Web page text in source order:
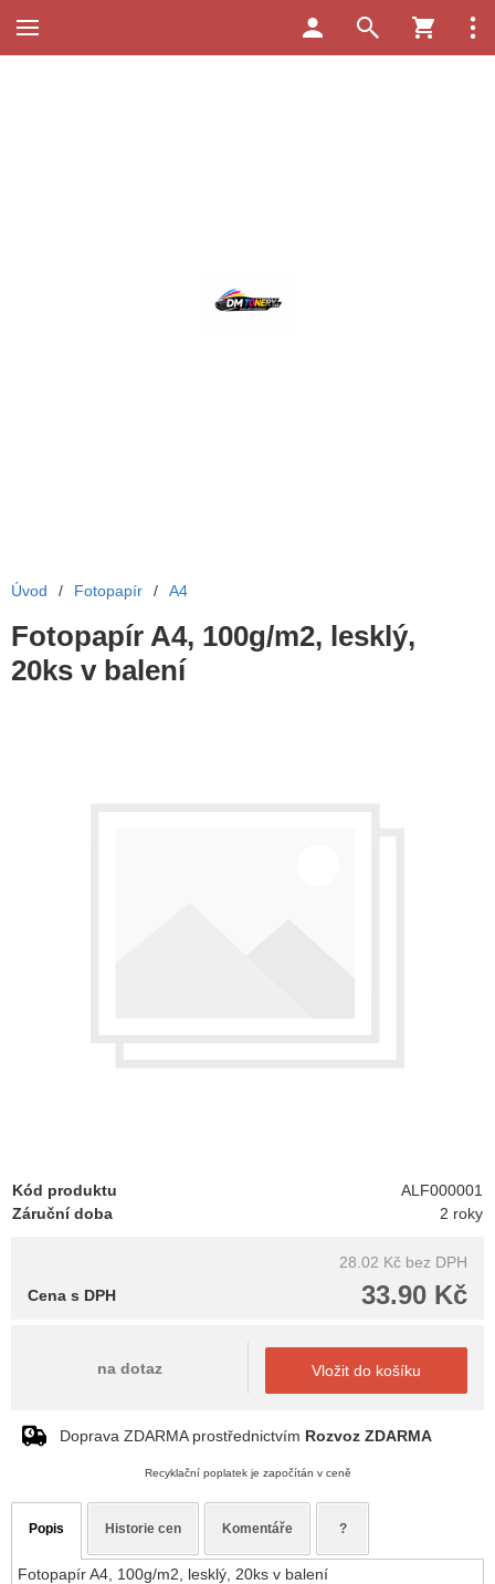
Úvod / Fotopapír / A4
Fotopapír A4, 100g/m2, lesklý,
20ks v balení
Kód produktu
ALF000001
Záruční doba
2 roky
28.02 Kč bez DPH
33.90 Kč
Cena s DPH
na dotaz Vložit do košíku
Doprava ZDARMA prostřednictvím Rozvoz ZDARMA
Recyklační poplatek je započítán v ceně
Popis Historie cen Komentáře ?
Fotopapír A4, 100g/m2, lesklý, 20ks v balení